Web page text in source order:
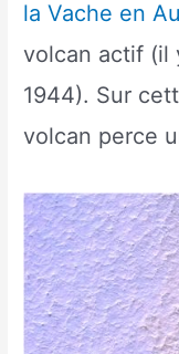
la Vache en
volcan actif (il
1944). Sur
volcan perce